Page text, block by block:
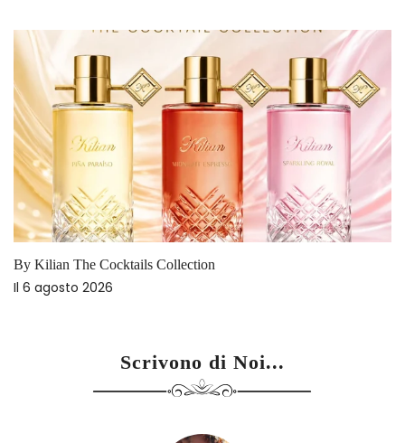
By Kilian The Cocktails Collection
Il 6 agosto 2026
Scrivono di Noi...